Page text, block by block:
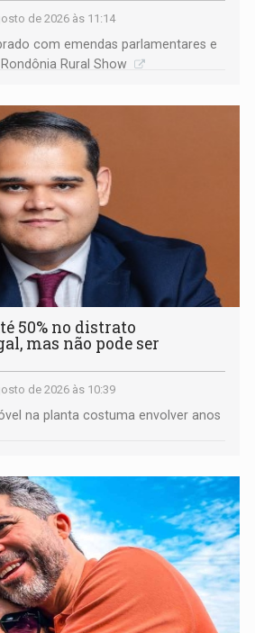
de 2026 às 11:14
com emendas parlamentares e
Rural Show
50% no distrato
mas não pode ser
de 2026 às 10:39
na planta costuma envolver anos